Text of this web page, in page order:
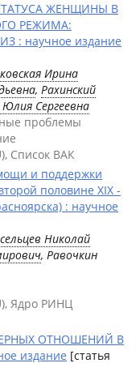
ЖЕНЩИНЫ В
РЕЖИМА:
: научное издание
Ирина
, Рахинский
Сергеевна
проблемы
Список ВАК
и поддержки
половине XIX -
: научное
Николай
, Равочкин
Ядро РИНЦ
ОТНОШЕНИЙ В
издание [статья